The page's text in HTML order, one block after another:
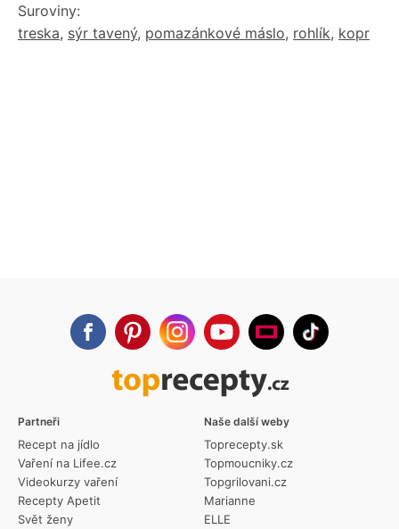
Suroviny:
treska, sýr tavený, pomazánkové máslo, rohlík, kopr
Partneři
Recept na jídlo
Vaření na Lifee.cz
Videokurzy vaření
Recepty Apetit
Svět ženy
Naše další weby
Toprecepty.sk
Topmoucniky.cz
Topgrilovani.cz
Marianne
ELLE